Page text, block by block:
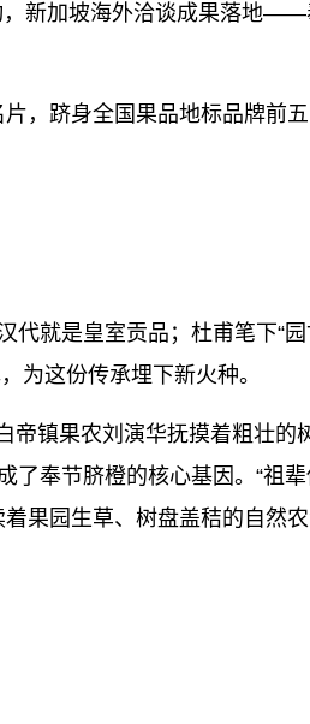
，新加坡海外洽谈成果落地
，跻身全国果品地标品牌前
代就是皇室贡品；杜甫笔下“
为这份传承埋下新火种。
帝镇果农刘演华抚摸着粗壮的
了奉节脐橙的核心基因。“祖
着果园生草、树盘盖秸的自然